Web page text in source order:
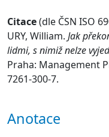
Citace(dle ČSN ISO
URY, William. Jak
lidmi, s nimiž nelze
Praha: Management
7261-300-7.
Anotace